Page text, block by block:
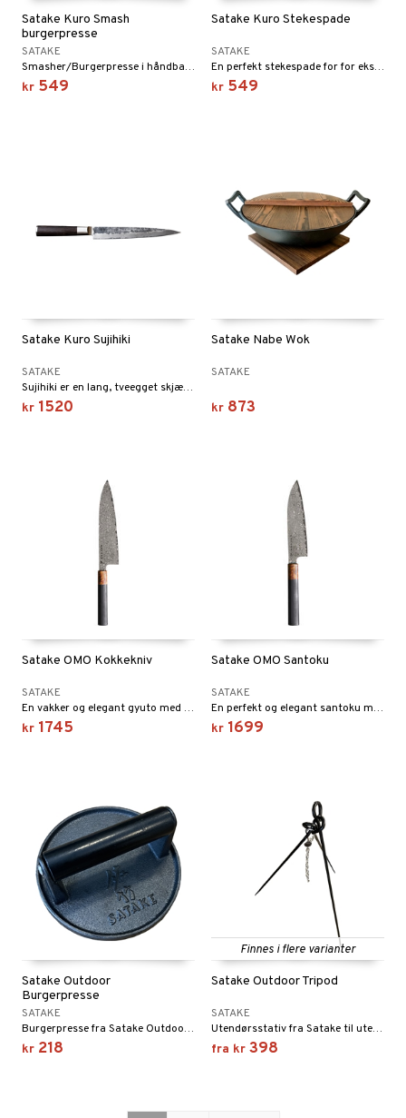
Satake Kuro Smash
burgerpresse
SATAKE
Smasher/Burgerpresse i håndbanket stål med trehåndtak.
kr 549
Satake Kuro Stekespade
SATAKE
En perfekt stekespade for for eksempel smashburgere, da spaden er bred, stabil og solid for å kunne skrape løs en deilig brunet burger fra stekebordet på en hard og bestemt måte.
kr 549
Satake Kuro Sujihiki
SATAKE
Sujihiki er en lang, tveegget skjærekniv/tankerkniv som passer perfekt til både fisk og store biffer.
kr 1520
Satake Nabe Wok
SATAKE
kr 873
Satake OMO Kokkekniv
SATAKE
En vakker og elegant gyuto med bladlengde på 21 cm. Det mykt polerte damaskusbladet er sterkt og tynt, noe som gir en svært eksklusiv følelse ved bruk.
kr 1745
Satake OMO Santoku
SATAKE
En perfekt og elegant santoku med en bladlengde på 17 cm. Det mykt polerte damaskusbladet er sterkt og tynt, noe som gir en svært eksklusiv følelse ved bruk.
kr 1699
Satake Outdoor
Burgerpresse
SATAKE
Burgerpresse fra Satake Outdoor som er perfekt til kjøtt og burgere.
kr 218
Finnes i flere varianter
Satake Outdoor Tripod
SATAKE
Utendørsstativ fra Satake til utekjøkkenet, campingplassen eller til skogen og fotturer.
fra kr 398